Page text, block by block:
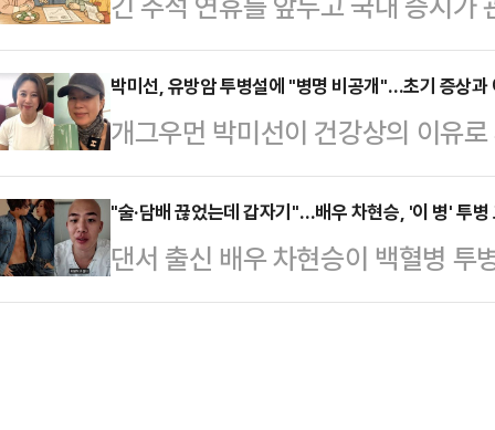
하는 녹취록을 우리 당 진 의원이
원명부' 즉각 압수…
불' 전략을 펼칠 것으로 전망된다
힘은 오는 10월 1일 오전 9시 30분
의를 열고 해당 의혹을 중심으로 논
사안을 폭로한 진 의원도 배석한다.
을 원내 지도부…
고민은 갈수록 깊어지고 있다. 전문
가능성이 높다며 향후 금리 인하 방
조언했다.1일 금융투자업계에 따
일부터 9일까지 5거래일 동안 휴장
국을 비롯한 글로벌 주식시장은 정
능한 점이 경계를 키우고 있다.다만
가 상승 가능성…
박미선, 유방암 투병설에 "병명 비공개"…초기 증상
개그우먼 박미선이 건강상의 이유
진단' 가능성에 소속사 측이 조심스
큐브엔터테인먼트는 유방암 투병
은 어려우나 건강상의 이유로 휴식
초 방송, 개인 채널 등 활동을 중단
"술·담배 끊었는데 갑자기"…배우 차현승, '이 병' 투
댄서 출신 배우 차현승이 백혈병 투
27일 개인SNS에 "6월 초 응급실